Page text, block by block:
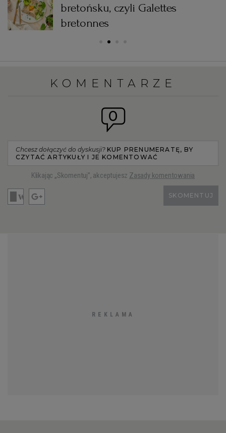
bretońsku, czyli Galettes
bretonnes
KOMENTARZE
0
Chcesz dołączyć do dyskusji? KUP PRENUMERATĘ, BY
CZYTAĆ ARTYKUŁY I JE KOMENTOWAĆ
Klikając „Skomentuj”, akceptujesz Zasady komentowania
SKOMENTUJ